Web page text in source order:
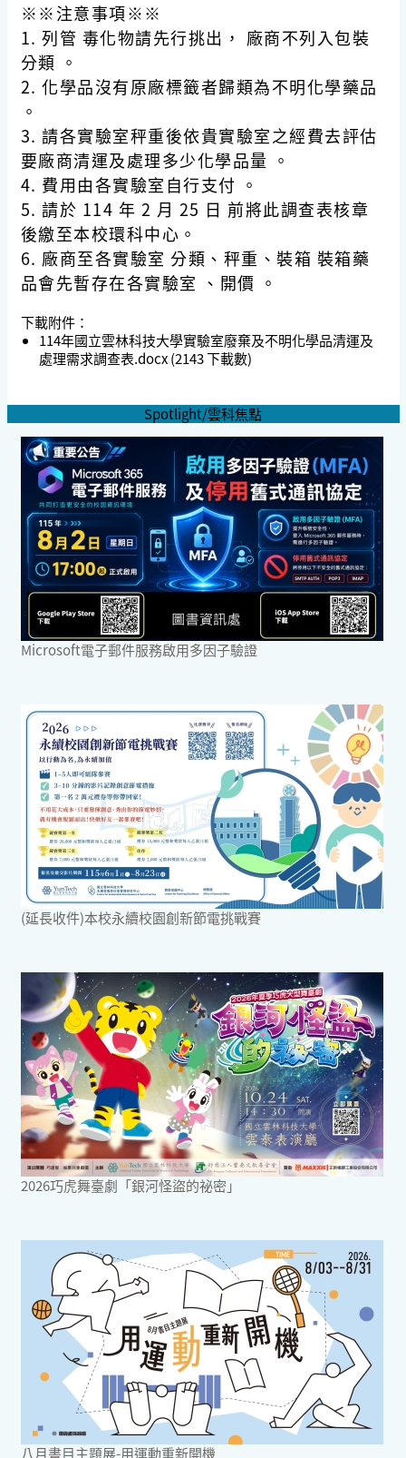
※※注意事項※※
1. 列管 毒化物請先行挑出， 廠商不列入包裝
分類 。
2. 化學品沒有原廠標籤者歸類為不明化學藥品
。
3. 請各實驗室秤重後依貴實驗室之經費去評估
要廠商清運及處理多少化學品量 。
4. 費用由各實驗室自行支付 。
5. 請於 114 年 2 月 25 日 前將此調查表核章
後繳至本校環科中心。
6. 廠商至各實驗室 分類、秤重、裝箱 裝箱藥
品會先暫存在各實驗室 、開價 。
下載附件：
114年國立雲林科技大學實驗室廢棄及不明化學品清運及
處理需求調查表.docx (2143 下載數)
Spotlight/雲科焦點
Microsoft電子郵件服務啟用多因子驗證
(延長收件)本校永續校園創新節電挑戰賽
2026巧虎舞臺劇「銀河怪盜的祕密」
八月書目主題展-用運動重新開機